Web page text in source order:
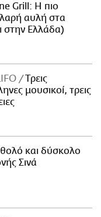
Grill: Η πιο
αυλή στα
στην Ελλάδα)
Tρεις
μουσικοί, τρεις
και δύσκολο
Σινά